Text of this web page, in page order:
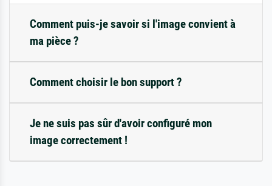
Comment puis-je savoir si l'image convient à
ma pièce ?
Comment choisir le bon support ?
Je ne suis pas sûr d'avoir configuré mon
image correctement !